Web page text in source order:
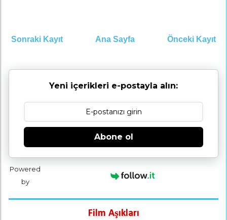
Sonraki Kayıt Önceki Kayıt
Ana Sayfa
Yeni içerikleri e-postayla alın:
Abone ol
Powered
by
Film Aşıkları